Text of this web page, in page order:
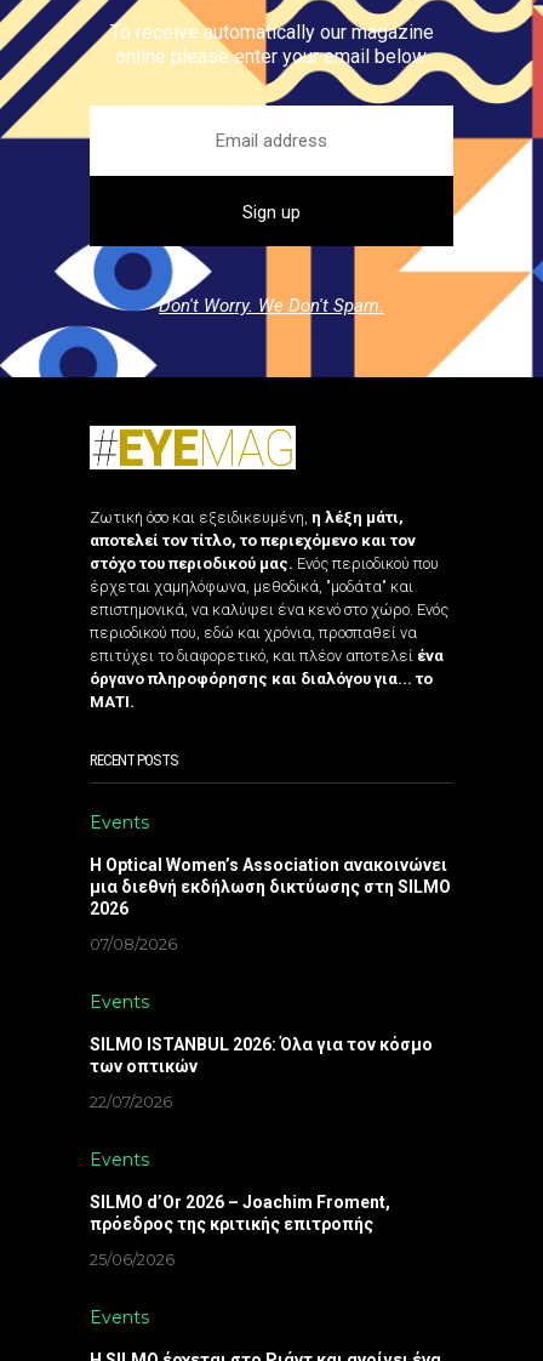
To receive automatically our magazine
online please enter your email below.
Don't Worry. We Don't Spam.
Ζωτική όσο και εξειδικευμένη, η λέξη μάτι,
αποτελεί τον τίτλο, το περιεχόμενο και τον
στόχο του περιοδικού μας. Ενός περιοδικού που
έρχεται χαμηλόφωνα, μεθοδικά, "μοδάτα" και
επιστημονικά, να καλύψει ένα κενό στο χώρο. Ενός
περιοδικού που, εδώ και χρόνια, προσπαθεί να
επιτύχει το διαφορετικό, και πλέον αποτελεί ένα
όργανο πληροφόρησης και διαλόγου για... το
ΜΑΤΙ.
RECENT POSTS
Events
Η Optical Women’s Association ανακοινώνει
μια διεθνή εκδήλωση δικτύωσης στη SILMO
2026
07/08/2026
Events
SILMO ISTANBUL 2026: Όλα για τον κόσμο
των οπτικών
22/07/2026
Events
SILMO d’Or 2026 – Joachim Froment,
πρόεδρος της κριτικής επιτροπής
25/06/2026
Events